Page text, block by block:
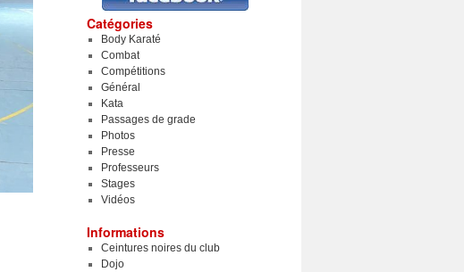
Catégories
Body Karaté
Combat
Compétitions
Général
Kata
Passages de grade
Photos
Presse
Professeurs
Stages
Vidéos
Informations
Ceintures noires du club
Dojo